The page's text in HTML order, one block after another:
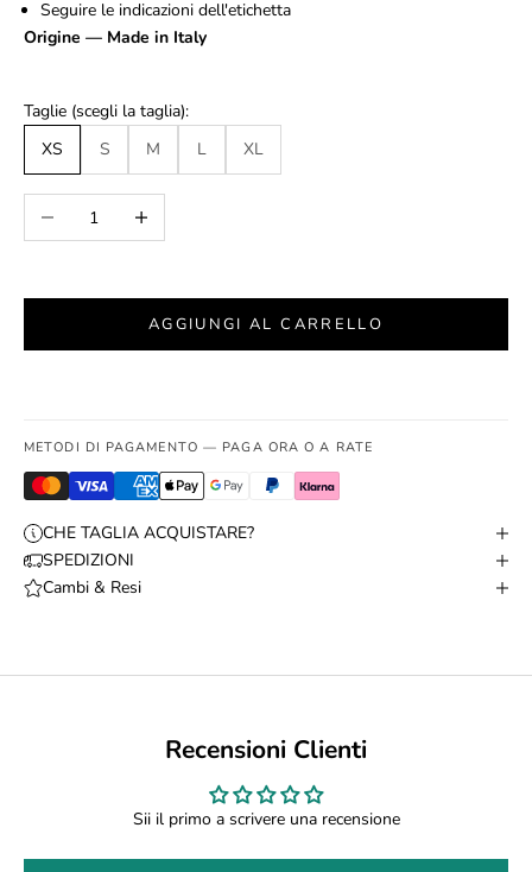
Seguire le indicazioni dell'etichetta
Origine — Made in Italy
Taglie (scegli la taglia):
XS
S M L XL
Diminuisci quantitàAumenta quantità
AGGIUNGI AL CARRELLO
METODI DI PAGAMENTO — PAGA ORA O A RATE
CHE TAGLIA ACQUISTARE?
SPEDIZIONI
Cambi & Resi
Recensioni Clienti
Sii il primo a scrivere una recensione